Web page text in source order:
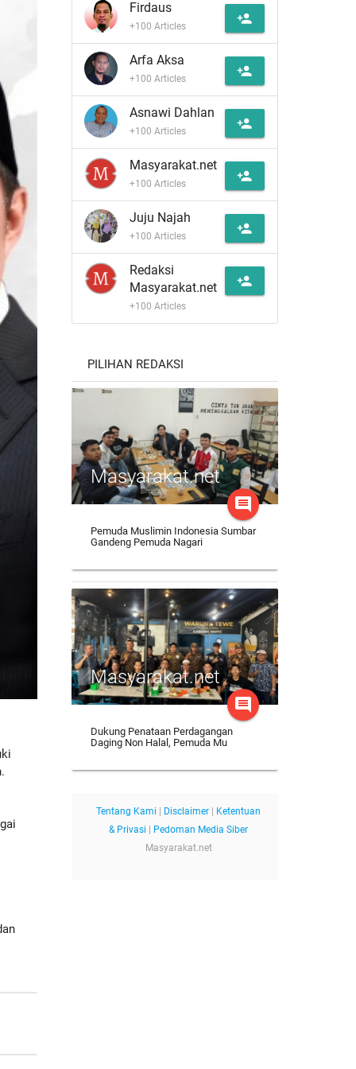
Firdaus
+100 Articles person_add
Arfa Aksa
+100 Articles person_add
Asnawi Dahlan
+100 Articles person_add
Masyarakat.net
+100 Articles person_add
Juju Najah
+100 Articles person_add
Redaksi
Masyarakat.net
+100 Articles
person_add
PILIHAN REDAKSI
Masyarakat.net
comment
Pemuda Muslimin Indonesia Sumbar
Gandeng Pemuda Nagari
Masyarakat.net
comment
Dukung Penataan Perdagangan
Daging Non Halal, Pemuda Mu
Tentang Kami Disclaimer
Ketentuan
& Privasi
Pedoman Media Siber
Masyarakat.net